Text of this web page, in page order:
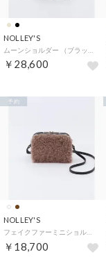
NOLLEY'S
￥28,600
NOLLEY'S
￥18,700
予約